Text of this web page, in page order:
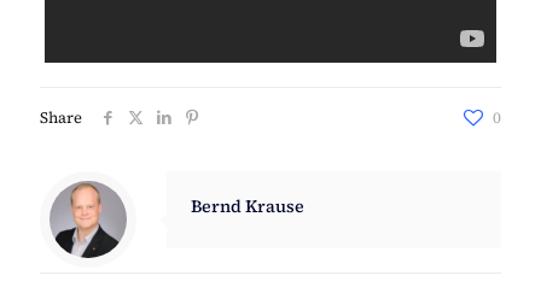
Share 0
Bernd Krause